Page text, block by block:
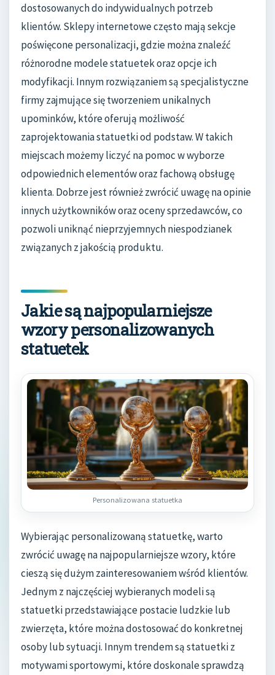
dostosowanych do indywidualnych potrzeb
klientów. Sklepy internetowe często mają sekcje
poświęcone personalizacji, gdzie można znaleźć
różnorodne modele statuetek oraz opcje ich
modyfikacji. Innym rozwiązaniem są specjalistyczne
firmy zajmujące się tworzeniem unikalnych
upominków, które oferują możliwość
zaprojektowania statuetki od podstaw. W takich
miejscach możemy liczyć na pomoc w wyborze
odpowiednich elementów oraz fachową obsługę
klienta. Dobrze jest również zwrócić uwagę na opinie
innych użytkowników oraz oceny sprzedawców, co
pozwoli uniknąć nieprzyjemnych niespodzianek
związanych z jakością produktu.
Jakie są najpopularniejsze
wzory personalizowanych
statuetek
Personalizowana statuetka
Wybierając personalizowaną statuetkę, warto
zwrócić uwagę na najpopularniejsze wzory, które
cieszą się dużym zainteresowaniem wśród klientów.
Jednym z najczęściej wybieranych modeli są
statuetki przedstawiające postacie ludzkie lub
zwierzęta, które można dostosować do konkretnej
osoby lub sytuacji. Innym trendem są statuetki z
motywami sportowymi, które doskonale sprawdzą